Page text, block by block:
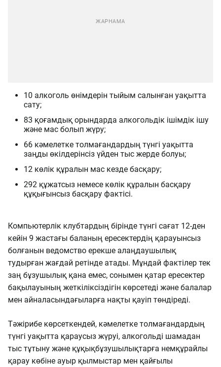
10 алкоголь өнімдерін тыйым салынған уақытта
сату;
83 қоғамдық орындарда алкогольдік ішімдік ішу
және мас болып жүру;
66 кәмелетке толмағандардың түнгі уақытта
заңды өкілдерінсіз үйден тыс жерде болуы;
12 көлік құралын мас кезде басқару;
292 құжатсыз немесе көлік құралын басқару
құқығынсыз басқару фактісі.
Компьютерлік клубтардың бірінде түнгі сағат 12-ден
кейін 9 жастағы баланың ересектердің қарауынсыз
болғанын ведомство ерекше алаңдаушылық
тудырған жағдай ретінде атады. Мұндай фактілер тек
заң бұзушылық қана емес, сонымен қатар ересектер
бақылауының жеткіліксіздігін көрсетеді және балалар
мен айналасындағыларға нақты қауіп төндіреді.
Тәжірибе көрсеткендей, кәмелетке толмағандардың
түнгі уақытта қараусыз жүруі, алкогольді шамадан
тыс тұтыну және құқықбұзушылықтарға немқұрайлы
қарау көбіне ауыр қылмыстар мен қайғылы